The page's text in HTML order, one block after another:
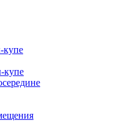
купе
купе